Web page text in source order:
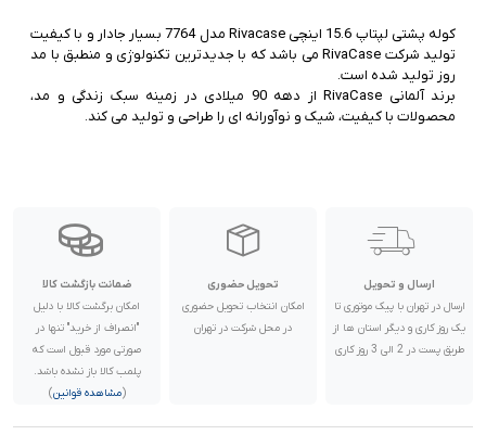
کوله پشتی لپتاپ 15.6 اینچی Rivacase مدل 7764 بسیار جادار و با کیفیت
تولید شرکت RivaCase می باشد که با جدیدترین تکنولوژی و منطبق با مد
برند آلمانی RivaCase از دهه 90 میلادی در زمینه سبک زندگی و مد،
محصولات با کیفیت، شیک و نوآورانه ای را طراحی و تولید می کند.
ارسال و تحویل
ارسال در تهران با پیک موتوری تا
یک روز کاری و دیگر استان ها از
طریق پست در 2 الی 3 روز کاری
تحویل حضوری
امکان انتخاب تحویل حضوری
در محل شرکت در تهران
ضمانت بازگشت کالا
امکان برگشت کالا با دلیل
"انصراف از خرید" تنها در
صورتی مورد قبول است که
پلمب کالا باز نشده باشد.
(مشاهده قوانین)